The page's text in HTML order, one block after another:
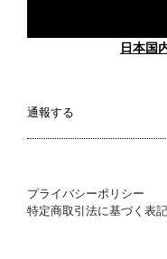
日本国
通報する
プライバシーポリシー
特定商取引法に基づく表記